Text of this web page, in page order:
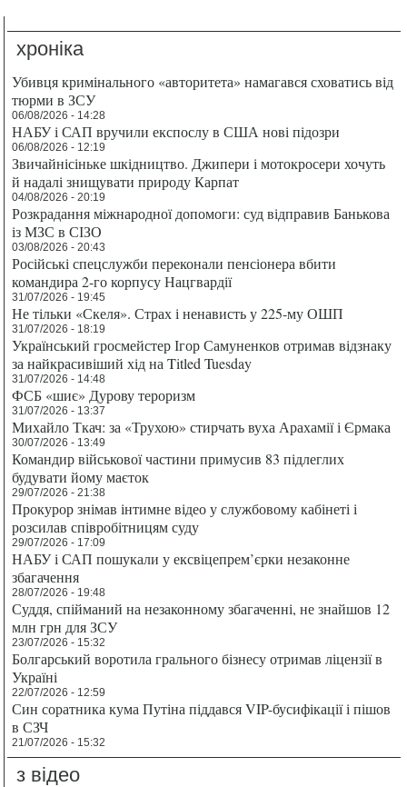
хроніка
Убивця кримінального «авторитета» намагався сховатись від
тюрми в ЗСУ
06/08/2026 - 14:28
НАБУ і САП вручили експослу в США нові підозри
06/08/2026 - 12:19
Звичайнісіньке шкідництво. Джипери і мотокросери хочуть
й надалі знищувати природу Карпат
04/08/2026 - 20:19
Розкрадання міжнародної допомоги: суд відправив Банькова
із МЗС в СІЗО
03/08/2026 - 20:43
Російські спецслужби переконали пенсіонера вбити
командира 2-го корпусу Нацгвардії
31/07/2026 - 19:45
Не тільки «Скеля». Страх і ненависть у 225-му ОШП
31/07/2026 - 18:19
Український гросмейстер Ігор Самуненков отримав відзнаку
за найкрасивіший хід на Titled Tuesday
31/07/2026 - 14:48
ФСБ «шиє» Дурову тероризм
31/07/2026 - 13:37
Михайло Ткач: за «Трухою» стирчать вуха Арахамії і Єрмака
30/07/2026 - 13:49
Командир військової частини примусив 83 підлеглих
будувати йому маєток
29/07/2026 - 21:38
Прокурор знімав інтимне відео у службовому кабінеті і
розсилав співробітницям суду
29/07/2026 - 17:09
НАБУ і САП пошукали у ексвіцепрем’єрки незаконне
збагачення
28/07/2026 - 19:48
Суддя, спійманий на незаконному збагаченні, не знайшов 12
млн грн для ЗСУ
23/07/2026 - 15:32
Болгарський воротила грального бізнесу отримав ліцензії в
Україні
22/07/2026 - 12:59
Син соратника кума Путіна піддався VIP-бусифікації і пішов
в СЗЧ
21/07/2026 - 15:32
з відео